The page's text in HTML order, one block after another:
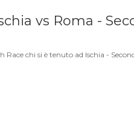
vs Roma -
chi si è tenuto ad Ischia -